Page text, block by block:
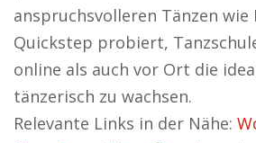
anspruchsvolleren Tänzen wie
Quickstep probiert,
online als auch vor Ort die
tänzerisch zu wachsen.
Relevante Links in der Nähe: